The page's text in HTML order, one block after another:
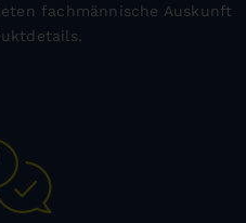
fachmännische Auskunft